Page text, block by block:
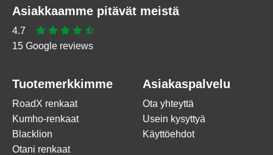
Asiakkaamme pitävät meistä
4.7
15 Google reviews
Tuotemerkkimme
RoadX renkaat
Kumho-renkaat
Blacklion
Otani renkaat
Asiakaspalvelu
Ota yhteyttä
Usein kysyttyä
Käyttöehdot